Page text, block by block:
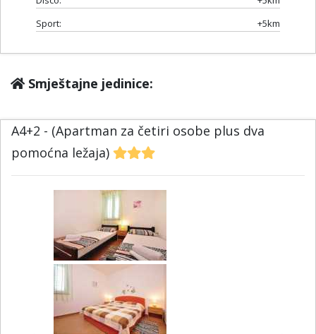
Sport:
+5km
Smještajne jedinice:
A4+2 - (Apartman za četiri osobe plus dva
pomoćna ležaja)